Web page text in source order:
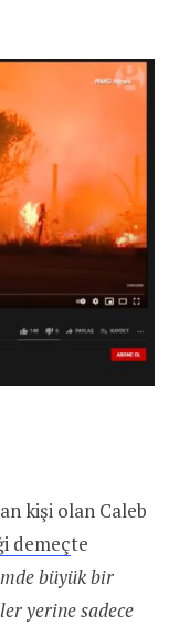
kişi olan Caleb
demeçte
büyük bir
yerine sadece